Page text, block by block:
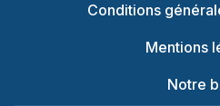
Conditions
Mentions
Notre